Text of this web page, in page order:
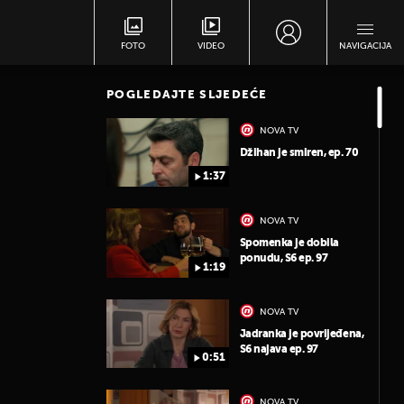
FOTO VIDEO NAVIGACIJA
POGLEDAJTE SLJEDEĆE
1:37
NOVA TV
Džihan je smiren, ep. 70
1:19
NOVA TV
Spomenka je dobila
ponudu, S6 ep. 97
0:51
NOVA TV
Jadranka je povrijeđena,
S6 najava ep. 97